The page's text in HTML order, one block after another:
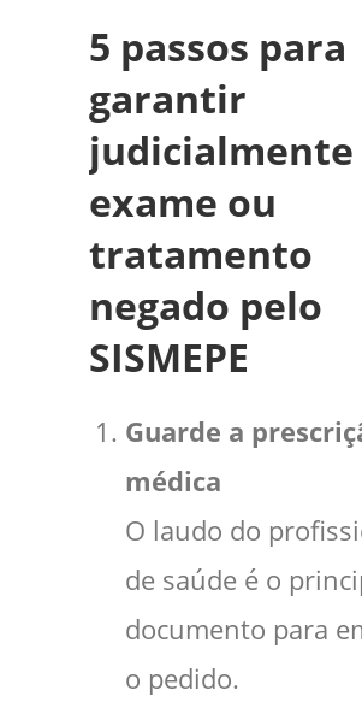
5 passos para
garantir
judicialmente
exame ou
tratamento
negado pelo
SISMEPE
Guarde a
médica
O laudo do
de saúde é o
documento para
o pedido.